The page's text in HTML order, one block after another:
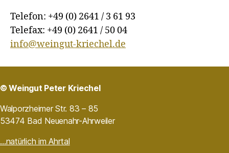
Telefon: +49 (0) 2641 / 3 61 93
Telefax: +49 (0) 2641 / 50 04
info@weingut-kriechel.de
© Weingut Peter Kriechel
Walporzheimer Str. 83 – 85
53474 Bad Neuenahr-Ahrweiler
…natürlich im Ahrtal